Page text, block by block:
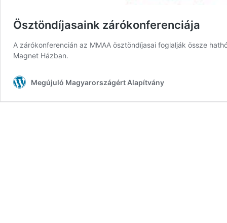
Ösztöndíjasaink zárókonferenciája
A zárókonferencián az MMAA ösztöndíjasai foglalják össze
Magnet Házban.
Megújuló Magyarországért Alapítvány